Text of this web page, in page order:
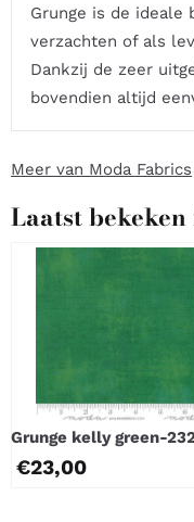
Grunge is de
verzachten of als
Dankzij de zeer
bovendien altijd
Meer van Moda Fabrics
Laatst bekeken
Grunge kelly green-
€23,00